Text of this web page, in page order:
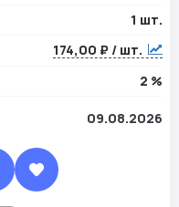
1 шт.
174,00 ₽ / шт.
2 %
09.08.2026